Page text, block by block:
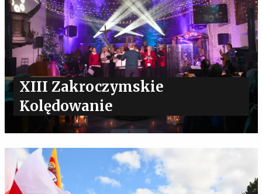
XIII Zakroczymskie
Kolędowanie